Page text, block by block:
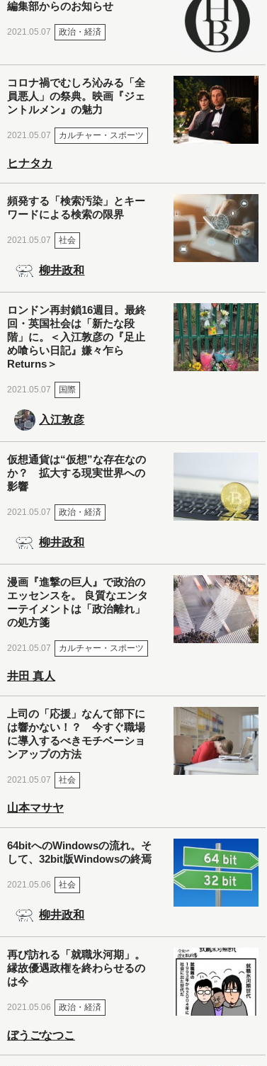
編集部からのお知らせ
2021.05.07 政治・経済
コロナ禍でむしろ沁みる「全
員悪人」の祭典。映画『ジェ
ントルメン』の魅力
2021.05.07 カルチャー・スポーツ
ヒナタカ
頻発する「検索汚染」とキー
ワードによる検索の限界
2021.05.07 社会
柳井政和
ロンドン再封鎖16週目。最終
回・英国社会は「新たな段
階」に。＜入江敦彦の『足止
め喰らい日記』嫌々乍ら
Returns＞
2021.05.07 国際
入江敦彦
仮想通貨は“仮想”な存在なの
か？ 拡大する現実世界への
影響
2021.05.07 政治・経済
柳井政和
漫画『進撃の巨人』で政治の
エッセンスを。 良質なエンタ
ーテイメントは「政治離れ」
の処方箋
2021.05.07 カルチャー・スポーツ
井田 真人
上司の「応援」なんて部下に
は響かない！？ 今すぐ職場
に導入するべきモチベーショ
ンアップの方法
2021.05.07 社会
山本マサヤ
64bitへのWindowsの流れ。そ
して、32bit版Windowsの終焉
2021.05.06 社会
柳井政和
再び訪れる「就職氷河期」。
縁故優遇政権を終わらせるの
は今
2021.05.06 政治・経済
ぼうごなつこ